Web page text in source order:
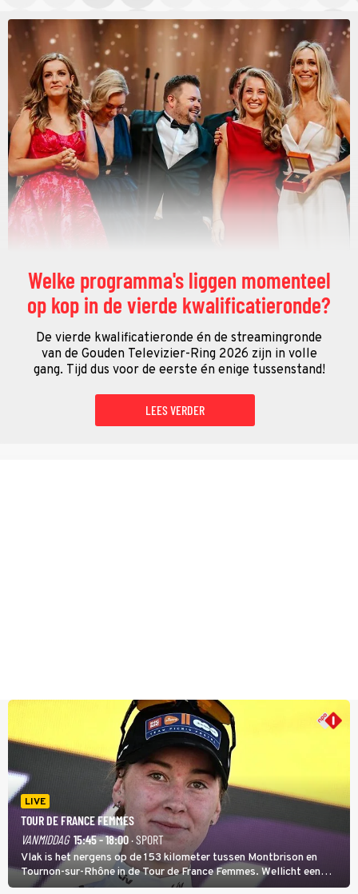
Welke programma's liggen momenteel
op kop in de vierde kwalificatieronde?
De vierde kwalificatieronde én de streamingronde
van de Gouden Televizier-Ring 2026 zijn in volle
gang. Tijd dus voor de eerste én enige tussenstand!
LEES VERDER
LIVE
TOUR DE FRANCE FEMMES
VANMIDDAG 15:45 - 18:00· SPORT
Vlak is het nergens op de 153 kilometer tussen Montbrison en
Tournon-sur-Rhône in de Tour de France Femmes. Wellicht een
kans voor Nienke Vinke, die vorig jaar de witte trui won.